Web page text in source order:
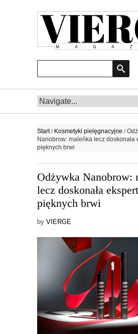
Start/ Kosmetyki pielęgnacyjne /
Nanobrow: maleńka lecz doskonała
pięknych brwi
Odżywka Nanobrow:
lecz doskonała
pięknych brwi
by VIERGE